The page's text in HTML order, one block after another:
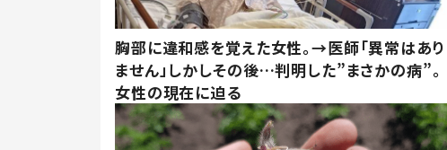
胸部に違和感を覚えた女性。→医師「異常はあり
ません」しかしその後…判明した”まさかの病”。
女性の現在に迫る